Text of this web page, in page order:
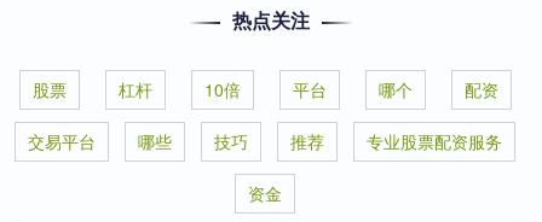
热点关注
股票 杠杆 10倍 平台 哪个 配资
交易平台 哪些 技巧 推荐 专业股票配资服务
资金